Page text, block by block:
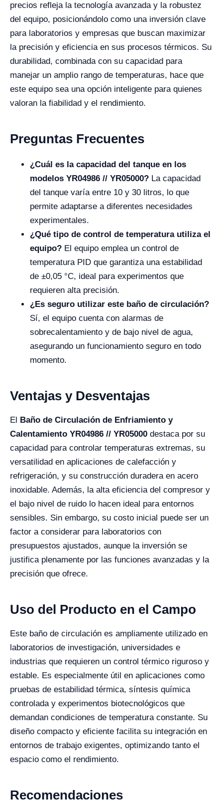
precios refleja la tecnología avanzada y la robustez
del equipo, posicionándolo como una inversión clave
para laboratorios y empresas que buscan maximizar
la precisión y eficiencia en sus procesos térmicos. Su
durabilidad, combinada con su capacidad para
manejar un amplio rango de temperaturas, hace que
este equipo sea una opción inteligente para quienes
valoran la fiabilidad y el rendimiento.
Preguntas Frecuentes
¿Cuál es la capacidad del tanque en los
modelos YR04986 // YR05000? La capacidad
del tanque varía entre 10 y 30 litros, lo que
permite adaptarse a diferentes necesidades
experimentales.
¿Qué tipo de control de temperatura utiliza el
equipo? El equipo emplea un control de
temperatura PID que garantiza una estabilidad
de ±0,05 °C, ideal para experimentos que
requieren alta precisión.
¿Es seguro utilizar este baño de circulación?
Sí, el equipo cuenta con alarmas de
sobrecalentamiento y de bajo nivel de agua,
asegurando un funcionamiento seguro en todo
momento.
Ventajas y Desventajas
El
Baño de Circulación de Enfriamiento y
Calentamiento YR04986 // YR05000 destaca por su
capacidad para controlar temperaturas extremas, su
versatilidad en aplicaciones de calefacción y
refrigeración, y su construcción duradera en acero
inoxidable. Además, la alta eficiencia del compresor y
el bajo nivel de ruido lo hacen ideal para entornos
sensibles. Sin embargo, su costo inicial puede ser un
factor a considerar para laboratorios con
presupuestos ajustados, aunque la inversión se
justifica plenamente por las funciones avanzadas y la
precisión que ofrece.
Uso del Producto en el Campo
Este baño de circulación es ampliamente utilizado en
laboratorios de investigación, universidades e
industrias que requieren un control térmico riguroso y
estable. Es especialmente útil en aplicaciones como
pruebas de estabilidad térmica, síntesis química
controlada y experimentos biotecnológicos que
demandan condiciones de temperatura constante. Su
diseño compacto y eficiente facilita su integración en
entornos de trabajo exigentes, optimizando tanto el
espacio como el rendimiento.
Recomendaciones